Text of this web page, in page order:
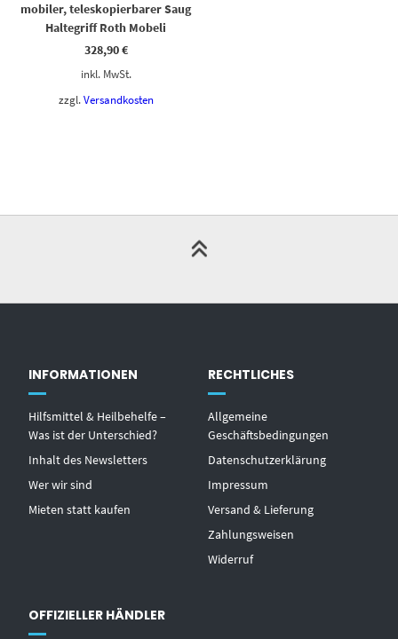
mobiler, teleskopierbarer Saug
Haltegriff Roth Mobeli
328,90€
inkl. MwSt.
zzgl. Versandkosten
INFORMATIONEN
Hilfsmittel & Heilbehelfe –
Was ist der Unterschied?
Inhalt des Newsletters
Wer wir sind
Mieten statt kaufen
RECHTLICHES
Allgemeine
Geschäftsbedingungen
Datenschutzerklärung
Impressum
Versand & Lieferung
Zahlungsweisen
Widerruf
OFFIZIELLER HÄNDLER